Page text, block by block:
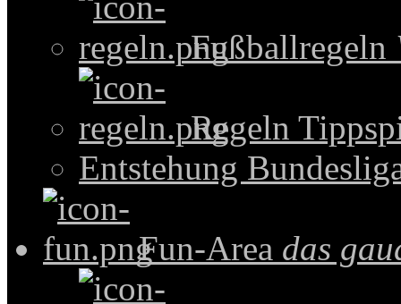
Fußballregeln
Regeln
Entstehung
Fun-Area das